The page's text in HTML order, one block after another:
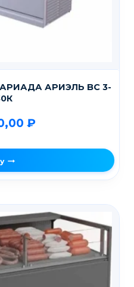
АРИАДА АРИЭЛЬ BC 3-
₽